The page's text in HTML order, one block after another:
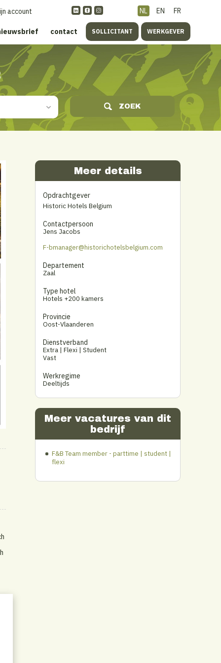
NL EN FR
account
contact SOLLICITANT WERKGEVER
ZOEK
Meer details
Opdrachtgever
Historic Hotels Belgium
Contactpersoon
Jens Jacobs
F-bmanager@historichotelsbelgium.com
Departement
Zaal
Type hotel
Hotels +200 kamers
Provincie
Oost-Vlaanderen
Dienstverband
Extra | Flexi | Student
Vast
Werkregime
Deeltijds
Meer vacatures van dit
bedrijf
F&B Team member - parttime | student |
flexi